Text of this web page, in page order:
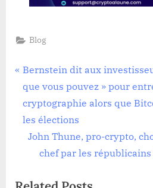
Blog
Navigation
de
l’article
P
r
e
v
Bernstein dit aux
que vous pouvez » pour
cryptographie alors que
les élections
N
John Thune, pro-crypto,
chef par les